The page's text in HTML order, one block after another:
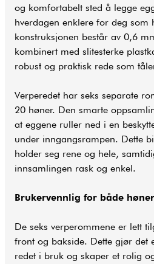
og komfortabelt sted å legge
hverdagen enklere for deg som
konstruksjonen består av 0,6
kombinert med slitesterke
robust og praktisk rede som
Verperedet har seks separate
20 høner. Den smarte
at eggene ruller ned i en
under inngangsrampen. Dette
holder seg rene og hele,
innsamlingen rask og enkel.
Brukervennlig for både
De seks verperommene er lett
front og bakside. Dette gjør det
redet i bruk og skaper et rolig